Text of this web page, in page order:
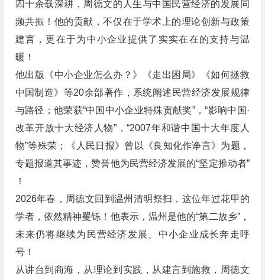
四十余载深耕，周德文的人生与中国民营经济的发展同
频共振！他的贡献，不仅在于学术上的理论创新与政策
建言，更在于为中小企业提供了实实在在的支持与温
暖！
他出版《中小企业怎么办？》《走出困局》《如何拯救
中国制造》等20余部著作，系统阐述民营经济发展规律
与路径；他荣获“中国中小企业特殊贡献奖”，“影响中国·
改革开放十大经济人物”，“2007年和谐中国十大年度人
物”等殊荣；《人民日报》曾以《良知化作诤言》为题，
专题报道其事迹，赞誉他为民营经济发展的“坚定推动者”
！
2026年春，周德文回到温州清明祭扫，这位年过花甲的
学者，依然精神矍铄！他表示，温州是他的“第二故乡”，
未来仍将继续为民营经济发展、中小企业成长奔走呼
号！
从讲台到商海，从理论到实践，从建言到施救，周德文